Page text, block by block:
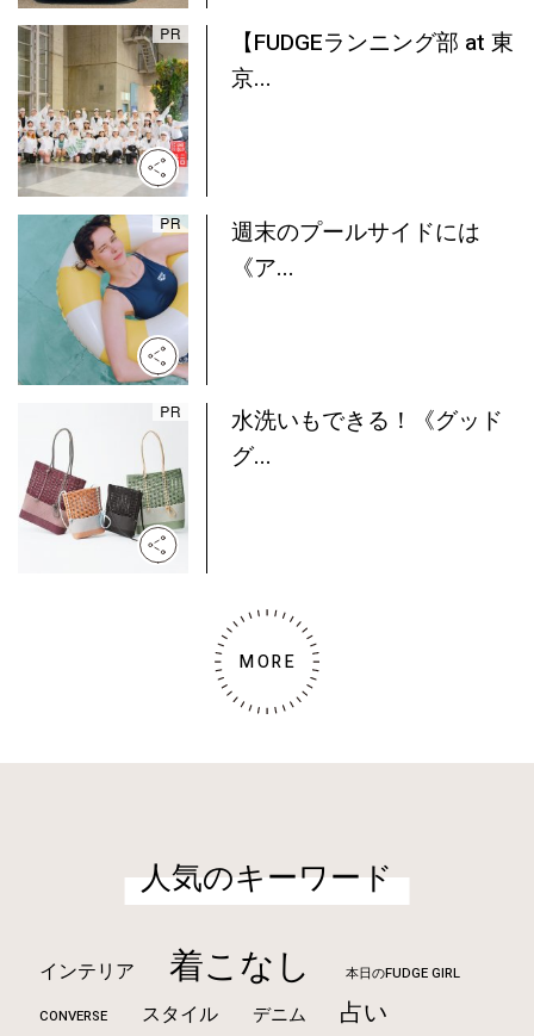
【FUDGEランニング部 at 東
京...
週末のプールサイドには
《ア...
水洗いもできる！《グッド
グ...
MORE
人気のキーワード
インテリア 着こなし 本日のFUDGE GIRL
CONVERSE スタイル デニム 占い